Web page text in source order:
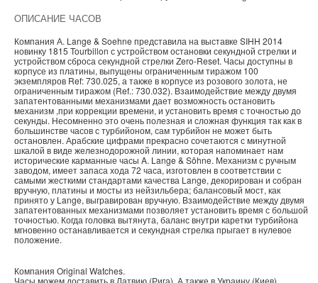
ОПИСАНИЕ ЧАСОВ
Компания А. Lange & Soehne представила на выставке SIHH 2014
новинку 1815 Tourbillon с устройством остановки секундной стрелки и
устройством сброса секундной стрелки Zero-Reset. Часы доступны в
корпусе из платины, выпущены ограниченным тиражом 100
экземпляров Ref: 730.025, а также в корпусе из розового золота, не
ограниченным тиражом (Ref.: 730.032). Взаимодействие между двумя
запатентованными механизмами дает возможность остановить
механизм ,при коррекции времени, и установить время с точностью до
секунды. Несомненно это очень полезная и сложная функция так как в
большинстве часов с турбийоном, сам турбийон не может быть
остановлен. Арабские цифрами прекрасно сочетаются с минутной
шкалой в виде железнодорожной линии, которая напоминает нам
исторические карманные часы A. Lange & Söhne. Механизм с ручным
заводом, имеет запаса хода 72 часа, изготовлен в соответствии с
самыми жесткими стандартами качества Lange, декорирован и собран
вручную, платины и мосты из нейзильбера; балансовый мост, как
принято у Lange, выгравирован вручную. Взаимодействие между двумя
запатентованных механизмами позволяет установить время с большой
точностью. Когда головка вытянута, баланс внутри каретки турбийона
мгновенно останавливается и секундная стрелка прыгает в нулевое
положение.
Компания Original Watches.